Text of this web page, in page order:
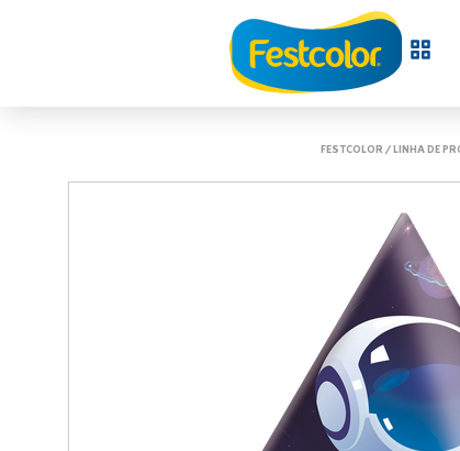
FESTCOLOR /LINHA DE